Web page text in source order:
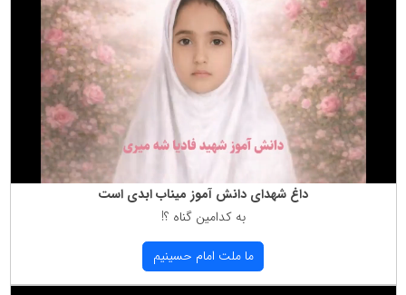
داغ شهدای دانش آموز میناب ابدی است
به كدامین گناه ؟!
ما ملت امام حسینیم